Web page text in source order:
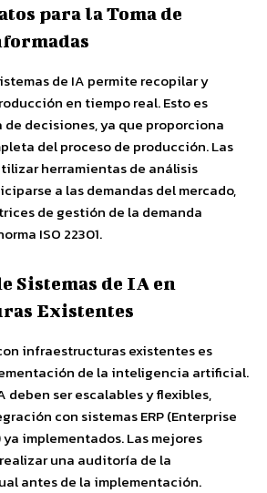
para la Toma de
de IA permite recopilar y
en tiempo real. Esto es
decisiones, ya que proporciona
del proceso de producción. Las
herramientas de análisis
a las demandas del mercado,
de gestión de la demanda
ISO 22301.
Sistemas de IA en
Existentes
infraestructuras existentes es
de la inteligencia artificial.
deben ser escalables y flexibles,
con sistemas ERP (Enterprise
implementados. Las mejores
una auditoría de la
antes de la implementación.